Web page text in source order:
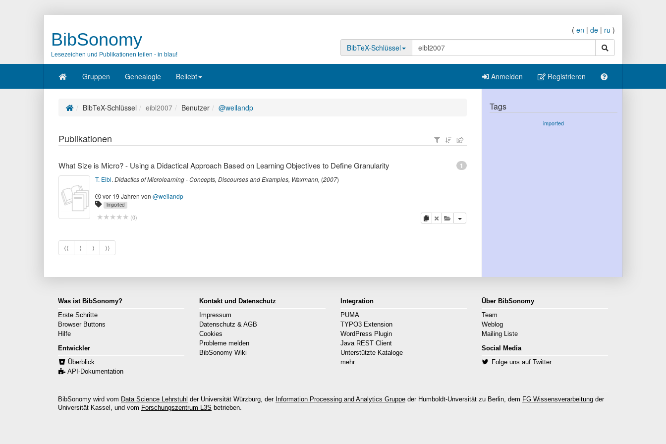
BibSonomy
Lesezeichen und Publikationen teilen - in blau!
( en | de | ru )
BibTeX-Schlüssel
Suche
Gruppen Genealogie Beliebt Anmelden Registrieren
BibTeX-Schlüssel eibl2007 Benutzer @weilandp
Publikationen
1
What Size is Micro? - Using a Didactical Approach Based on Learning Objectives to Define Granularity
T. Eibl. Didactics of Microlearning - Concepts, Discourses and Examples, Waxmann, (2007)
vor 19 Jahren von @weilandp
imported
(0) Kopieren
LöschenDiese Publikation zur Ablage hinzufügen
⟨⟨ ⟨ ⟩ ⟩⟩
Tags
imported
Was ist BibSonomy?
Erste Schritte
Browser Buttons
Hilfe
Entwickler
Überblick
API-Dokumentation
Kontakt und Datenschutz
Impressum
Datenschutz & AGB
Cookies
Probleme melden
BibSonomy Wiki
Integration
PUMA
TYPO3 Extension
WordPress Plugin
Java REST Client
Unterstützte Kataloge
mehr
Über BibSonomy
Team
Weblog
Mailing Liste
Social Media
Folge uns auf Twitter
BibSonomy wird vom Data Science Lehrstuhl der Universität Würzburg, der Information Processing and Analytics Gruppe der Humboldt-Unversität zu Berlin, dem FG Wissensverarbeitung der
Universität Kassel, und vom Forschungszentrum L3S betrieben.